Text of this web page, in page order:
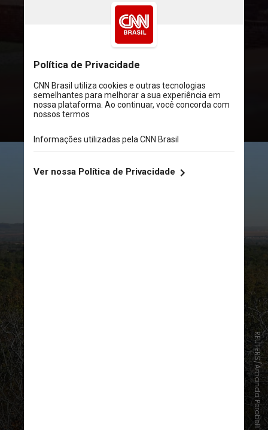
e orientação do
professor Edson Wendland, em
parceria com aDivisão de Water
Resources Engineering da Lund
University (na foto)
REUTERS/Amanda Perobelli